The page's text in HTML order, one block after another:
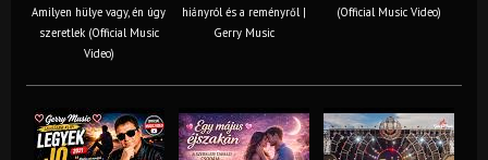
Amilyen hülye vagy, én úgy
szeretlek (Official Music
Video)
hiányról és a reményről |
Gerry Music
(Official Music Video)